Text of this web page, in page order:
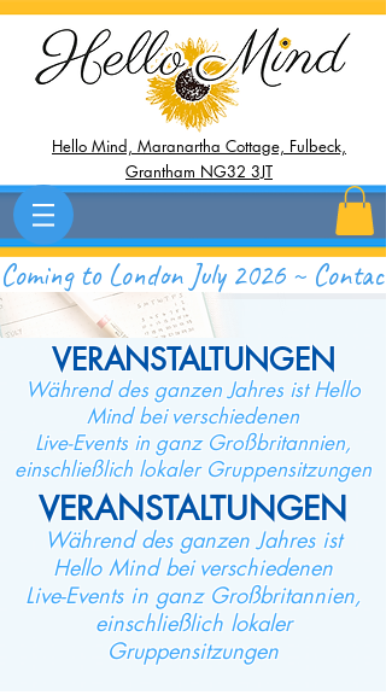
Hello Mind, Maranartha Cottage, Fulbeck,
Grantham NG32 3JT
Coming to London July 2026 ~
VERANSTALTUNGEN
Während des ganzen Jahres ist Hello
Mind bei verschiedenen
Live-Events in ganz Großbritannien,
einschließlich lokaler Gruppensitzungen
VERANSTALTUNGEN
Während des ganzen Jahres ist
Hello Mind bei verschiedenen
Live-Events in ganz Großbritannien,
einschließlich lokaler
Gruppensitzungen